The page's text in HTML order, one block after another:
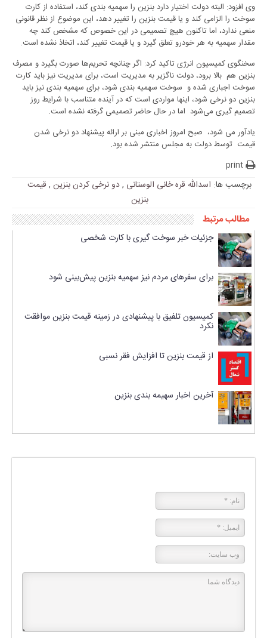
وی افزود: البته دولت اختیار دارد بنزین را سهمیه بندی کند، استفاده از کارت
سوخت را الزامی کند و یا قیمت بنزین را تغییر دهد، این موضوع از نظر قانونی
منعی ندارد، اما تاکنون هیچ تصمیمی در این خصوص که مشخص کند چه
مقدار سهمیه به هر خودرو تعلق گیرد و یا قیمت تغییر کند، اتخاذ نشده است.
سخنگوی کمیسیون انرژی تاکید کرد: اگر چنانچه تحریم‌ها صورت بگیرد و مصرف
بنزین هم بالا برود، دولت ناگزیر به مدیریت است، برای مدیریت نیز باید کارت
سوخت اجباری شده و سوخت سهمیه بندی شود، برای سهمیه بندی نیز باید
بنزین دو نرخی شود، اینها مواردی است که در آینده متناسب با شرایط روز
تصمیم گیری می‌شود اما در حال حاضر تصمیمی گرفته نشده است.
یادآور می شود، صبح امروز اخباری مبنی بر ارائه پیشنهاد دو نرخی شدن
قیمت توسط دولت به مجلس منتشر شده بود.
print
برچسب ها: اسدالله قره خانی الوستانی ,دو نرخی کردن بنزین , قیمت
بنزین
مطالب مرتبط
جزئیات خبر سوخت گیری با کارت شخصی
برای سفرهای مردم نیز سهمیه بنزین پیش‌بینی شود
کمیسیون تلفیق با پیشنهادی در زمینه قیمت بنزین موافقت
نکرد
از قیمت بنزین تا افزایش فقر نسبی
آخرین اخبار سهیمه بندی بنزین